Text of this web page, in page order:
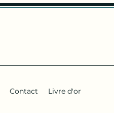
Contact Livre d'or